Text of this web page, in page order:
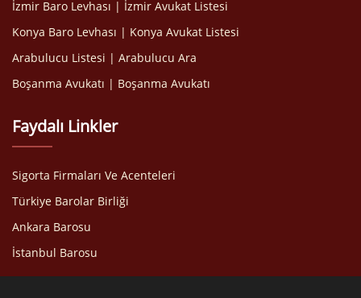
İzmir Baro Levhası | İzmir Avukat Listesi
Konya Baro Levhası | Konya Avukat Listesi
Arabulucu Listesi | Arabulucu Ara
Boşanma Avukatı | Boşanma Avukatı
Faydalı Linkler
Sigorta Firmaları Ve Acenteleri
Türkiye Barolar Birliği
Ankara Barosu
İstanbul Barosu